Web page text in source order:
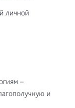
личной
–
и